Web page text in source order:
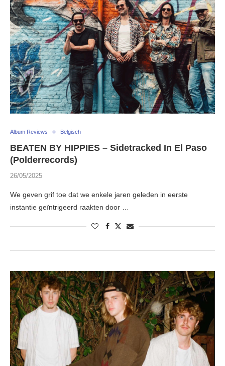
Album Reviews Belgisch
BEATEN BY HIPPIES – Sidetracked In El Paso
(Polderrecords)
26/05/2025
We geven grif toe dat we enkele jaren geleden in eerste
instantie geïntrigeerd raakten door …